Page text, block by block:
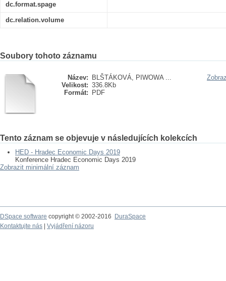
dc.format.spage
dc.relation.volume
Soubory tohoto záznamu
Název:
BLŠTÁKOVÁ, PIWOWA ...
Velikost: 336.8Kb
Formát:
PDF
Tento záznam se objevuje v následujících kolekcích
HED - Hradec Economic Days 2019
Konference Hradec Economic Days 2019
Zobrazit minimální záznam
DSpace software copyright © 2002-2016
DuraSpace
Kontaktujte nás
Vyjádření názoru